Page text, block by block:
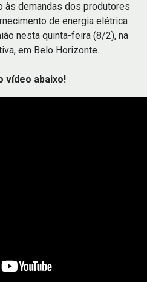
às demandas dos produtores
de energia elétrica
nesta quinta-feira (8/2), na
em Belo Horizonte.
vídeo abaixo!